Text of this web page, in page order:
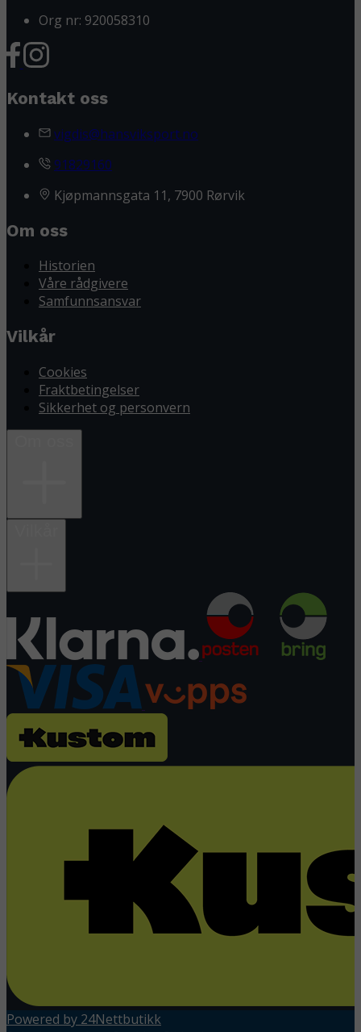
Org nr: 920058310
Kontakt oss
vigdis@hansviksport.no
91829160
Kjøpmannsgata 11, 7900 Rørvik
Om oss
Historien
Våre rådgivere
Samfunnsansvar
Vilkår
Cookies
Fraktbetingelser
Sikkerhet og personvern
Powered by 24Nettbutikk